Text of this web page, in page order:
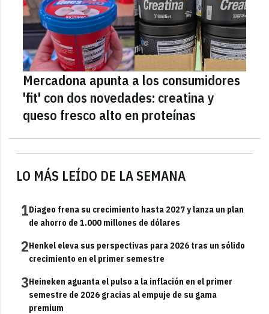
LO MÁS LEÍDO DE LA SEMANA
1Diageo frena su crecimiento hasta 2027 y lanza un plan
de ahorro de 1.000 millones de dólares
2Henkel eleva sus perspectivas para 2026 tras un sólido
crecimiento en el primer semestre
3Heineken aguanta el pulso a la inflación en el primer
semestre de 2026 gracias al empuje de su gama
premium
Mercadona apunta a los consumidores
'fit' con dos novedades: creatina y
queso fresco alto en proteínas